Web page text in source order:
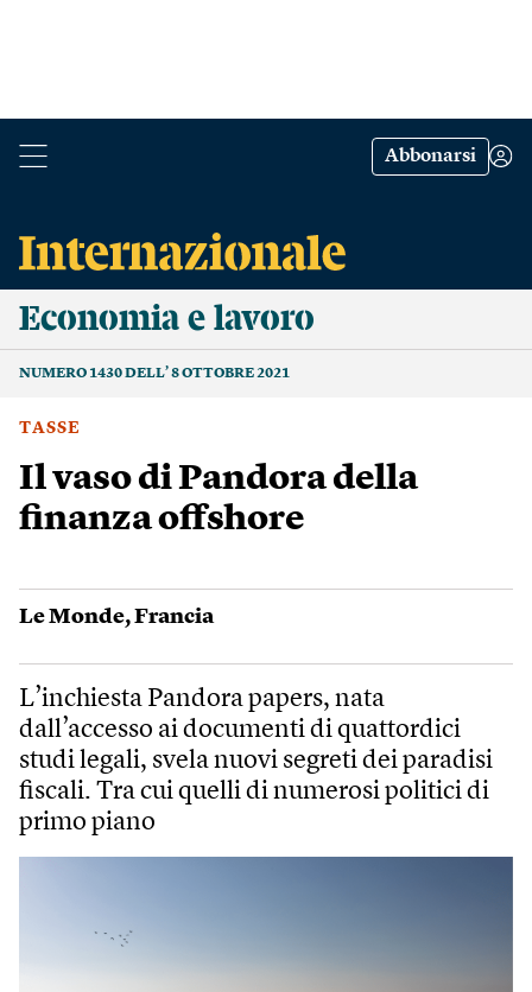
Abbonarsi
Economia e lavoro
NUMERO 1430 DELL’ 8 OTTOBRE 2021
TASSE
Il vaso di Pandora della
finanza offshore
Le Monde,Francia
L’inchiesta Pandora papers, nata
dall’accesso ai documenti di quattordici
studi legali, svela nuovi segreti dei paradisi
fiscali. Tra cui quelli di numerosi politici di
primo piano